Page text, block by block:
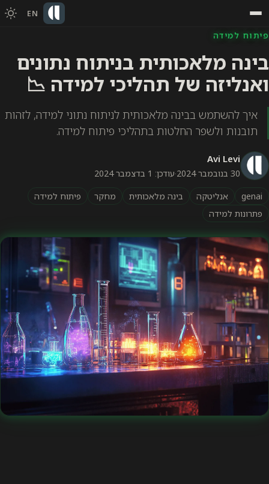
EN
פיתוח למידה
בינה מלאכותית בניתוח נתונים
ואנליזה של תהליכי למידה 📉
איך להשתמש בבינה מלאכותית לניתוח נתוני למידה, לזהות
תובנות ולשפר החלטות בתהליכי פיתוח למידה.
Avi Levi
30 בנובמבר 2024 ·עודכן: 1 בדצמבר 2024
genai
אנליטקה בינה מלאכותית מחקר
פיתוח למידה
פתרונות למידה